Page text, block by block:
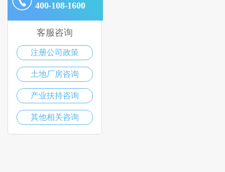
400-108-1600
客服咨询
注册公司政策
土地厂房咨询
产业扶持咨询
其他相关咨询